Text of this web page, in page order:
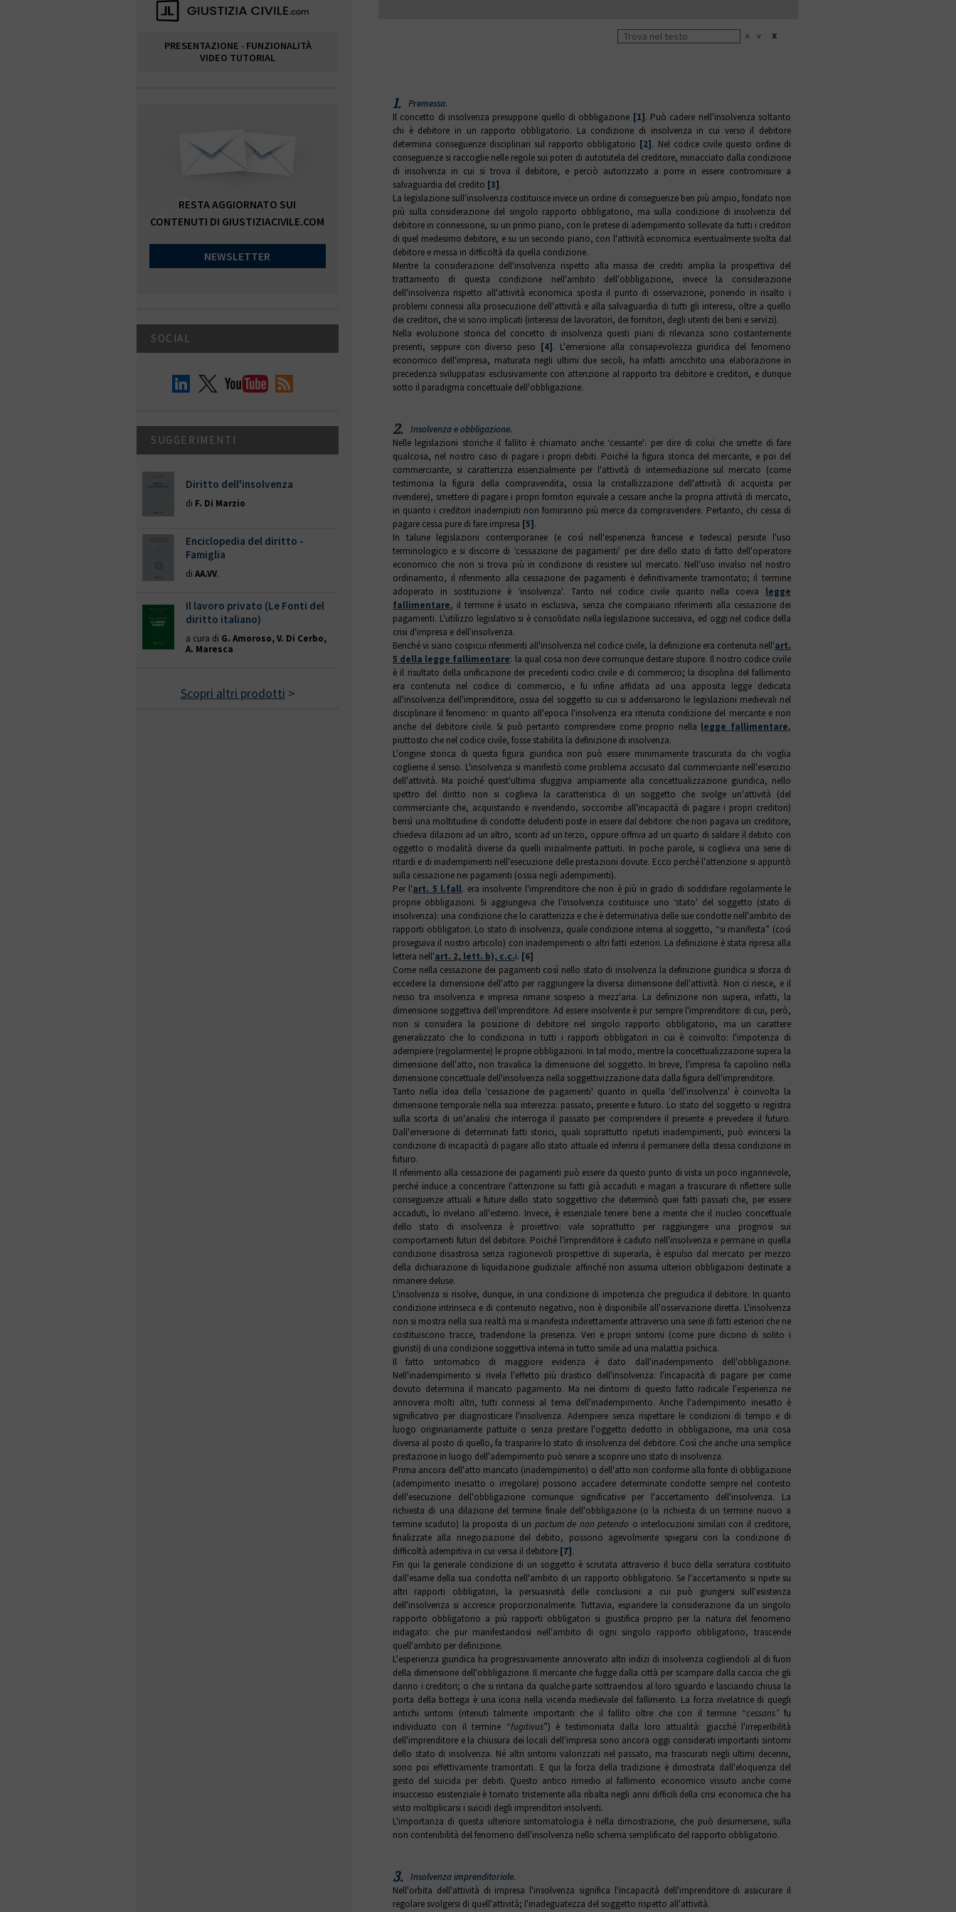
< > x
1. Premessa.
Il concetto di insolvenza presuppone quello di obbligazione [1]. Può cadere nell'insolvenza soltanto
chi è debitore in un rapporto obbligatorio. La condizione di insolvenza in cui verso il debitore
determina conseguenze disciplinari sul rapporto obbligatorio [2]. Nel codice civile questo ordine di
conseguenze si raccoglie nelle regole sui poteri di autotutela del creditore, minacciato dalla condizione
di insolvenza in cui si trova il debitore, e perciò autorizzato a porre in essere contromisure a
salvaguardia del credito [3].
La legislazione sull'insolvenza costituisce invece un ordine di conseguenze ben più ampio, fondato non
più sulla considerazione del singolo rapporto obbligatorio, ma sulla condizione di insolvenza del
debitore in connessione, su un primo piano, con le pretese di adempimento sollevate da tutti i creditori
di quel medesimo debitore, e su un secondo piano, con l'attività economica eventualmente svolta dal
debitore e messa in difficoltà da quella condizione.
Mentre la considerazione dell'insolvenza rispetto alla massa dei crediti amplia la prospettiva del
trattamento di questa condizione nell'ambito dell'obbligazione, invece la considerazione
dell'insolvenza rispetto all'attività economica sposta il punto di osservazione, ponendo in risalto i
problemi connessi alla prosecuzione dell'attività e alla salvaguardia di tutti gli interessi, oltre a quello
dei creditori, che vi sono implicati (interessi dei lavoratori, dei fornitori, degli utenti dei beni e servizi).
Nella evoluzione storica del concetto di insolvenza questi piani di rilevanza sono costantemente
presenti, seppure con diverso peso [4]. L'emersione alla consapevolezza giuridica del fenomeno
economico dell'impresa, maturata negli ultimi due secoli, ha infatti arricchito una elaborazione in
precedenza sviluppatasi esclusivamente con attenzione al rapporto tra debitore e creditori, e dunque
sotto il paradigma concettuale dell'obbligazione.
2. Insolvenza e obbligazione.
Nelle legislazioni storiche il fallito è chiamato anche ‘cessante': per dire di colui che smette di fare
qualcosa, nel nostro caso di pagare i propri debiti. Poiché la figura storica del mercante, e poi del
commerciante, si caratterizza essenzialmente per l'attività di intermediazione sul mercato (come
testimonia la figura della compravendita, ossia la cristallizzazione dell'attività di acquista per
rivendere), smettere di pagare i propri fornitori equivale a cessare anche la propria attività di mercato,
in quanto i creditori inadempiuti non forniranno più merce da compravendere. Pertanto, chi cessa di
pagare cessa pure di fare impresa [5].
In talune legislazioni contemporanee (e così nell'esperienza francese e tedesca) persiste l'uso
terminologico e si discorre di ‘cessazione dei pagamenti' per dire dello stato di fatto dell'operatore
economico che non si trova più in condizione di resistere sul mercato. Nell'uso invalso nel nostro
ordinamento, il riferimento alla cessazione dei pagamenti è definitivamente tramontato; il termine
adoperato in sostituzione è ‘insolvenza'. Tanto nel codice civile quanto nella coeva legge
fallimentare, il termine è usato in esclusiva, senza che compaiano riferimenti alla cessazione dei
pagamenti. L'utilizzo legislativo si è consolidato nella legislazione successiva, ed oggi nel codice della
crisi d'impresa e dell'insolvenza.
Benché vi siano cospicui riferimenti all'insolvenza nel codice civile, la definizione era contenuta nell'art.
5 della legge fallimentare: la qual cosa non deve comunque destare stupore. Il nostro codice civile
è il risultato della unificazione dei precedenti codici civile e di commercio; la disciplina del fallimento
era contenuta nel codice di commercio, e fu infine affidata ad una apposita legge dedicata
all'insolvenza dell'imprenditore, ossia del soggetto su cui si addensarono le legislazioni medievali nel
disciplinare il fenomeno: in quanto all'epoca l'insolvenza era ritenuta condizione del mercante e non
anche del debitore civile. Si può pertanto comprendere come proprio nella legge fallimentare,
piuttosto che nel codice civile, fosse stabilita la definizione di insolvenza.
L'origine storica di questa figura giuridica non può essere minimamente trascurata da chi voglia
coglierne il senso. L'insolvenza si manifestò come problema accusato dal commerciante nell'esercizio
dell'attività. Ma poiché quest'ultima sfuggiva ampiamente alla concettualizzazione giuridica, nello
spettro del diritto non si coglieva la caratteristica di un soggetto che svolge un'attività (del
commerciante che, acquistando e rivendendo, soccombe all'incapacità di pagare i propri creditori)
bensì una moltitudine di condotte deludenti poste in essere dal debitore: che non pagava un creditore,
chiedeva dilazioni ad un altro, sconti ad un terzo, oppure offriva ad un quarto di saldare il debito con
oggetto o modalità diverse da quelli inizialmente pattuiti. In poche parole, si coglieva una serie di
ritardi e di inadempimenti nell'esecuzione delle prestazioni dovute. Ecco perché l'attenzione si appuntò
sulla cessazione nei pagamenti (ossia negli adempimenti).
Per l'art. 5 l.fall. era insolvente l'imprenditore che non è più in grado di soddisfare regolarmente le
proprie obbligazioni. Si aggiungeva che l'insolvenza costituisce uno ‘stato' del soggetto (stato di
insolvenza): una condizione che lo caratterizza e che è determinativa delle sue condotte nell'ambito dei
rapporti obbligatori. Lo stato di insolvenza, quale condizione interna al soggetto, “si manifesta” (così
proseguiva il nostro articolo) con inadempimenti o altri fatti esteriori. La definizione è stata ripresa alla
lettera nell'art. 2, lett. b), c.c.i. [6]
Come nella cessazione dei pagamenti così nello stato di insolvenza la definizione giuridica si sforza di
eccedere la dimensione dell'atto per raggiungere la diversa dimensione dell'attività. Non ci riesce, e il
nesso tra insolvenza e impresa rimane sospeso a mezz'aria. La definizione non supera, infatti, la
dimensione soggettiva dell'imprenditore. Ad essere insolvente è pur sempre l'imprenditore: di cui, però,
non si considera la posizione di debitore nel singolo rapporto obbligatorio, ma un carattere
generalizzato che lo condiziona in tutti i rapporti obbligatori in cui è coinvolto: l'impotenza di
adempiere (regolarmente) le proprie obbligazioni. In tal modo, mentre la concettualizzazione supera la
dimensione dell'atto, non travalica la dimensione del soggetto. In breve, l'impresa fa capolino nella
dimensione concettuale dell'insolvenza nella soggettivizzazione data dalla figura dell'imprenditore.
Tanto nella idea della ‘cessazione dei pagamenti' quanto in quella ‘dell'insolvenza' è coinvolta la
dimensione temporale nella sua interezza: passato, presente e futuro. Lo stato del soggetto si registra
sulla scorta di un'analisi che interroga il passato per comprendere il presente e prevedere il futuro.
Dall'emersione di determinati fatti storici, quali soprattutto ripetuti inadempimenti, può evincersi la
condizione di incapacità di pagare allo stato attuale ed inferirsi il permanere della stessa condizione in
futuro.
Il riferimento alla cessazione dei pagamenti può essere da questo punto di vista un poco ingannevole,
perché induce a concentrare l'attenzione su fatti già accaduti e magari a trascurare di riflettere sulle
conseguenze attuali e future dello stato soggettivo che determinò quei fatti passati che, per essere
accaduti, lo rivelano all'esterno. Invece, è essenziale tenere bene a mente che il nucleo concettuale
dello stato di insolvenza è proiettivo: vale soprattutto per raggiungere una prognosi sui
comportamenti futuri del debitore. Poiché l'imprenditore è caduto nell'insolvenza e permane in quella
condizione disastrosa senza ragionevoli prospettive di superarla, è espulso dal mercato per mezzo
della dichiarazione di liquidazione giudiziale: affinché non assuma ulteriori obbligazioni destinate a
rimanere deluse.
L'insolvenza si risolve, dunque, in una condizione di impotenza che pregiudica il debitore. In quanto
condizione intrinseca e di contenuto negativo, non è disponibile all'osservazione diretta. L'insolvenza
non si mostra nella sua realtà ma si manifesta indirettamente attraverso una serie di fatti esteriori che ne
costituiscono tracce, tradendone la presenza. Veri e propri sintomi (come pure dicono di solito i
giuristi) di una condizione soggettiva interna in tutto simile ad una malattia psichica.
Il fatto sintomatico di maggiore evidenza è dato dall'inadempimento dell'obbligazione.
Nell'inadempimento si rivela l'effetto più drastico dell'insolvenza: l'incapacità di pagare per come
dovuto determina il mancato pagamento. Ma nei dintorni di questo fatto radicale l'esperienza ne
annovera molti altri, tutti connessi al tema dell'inadempimento. Anche l'adempimento inesatto è
significativo per diagnosticare l'insolvenza. Adempiere senza rispettare le condizioni di tempo e di
luogo originariamente pattuite o senza prestare l'oggetto dedotto in obbligazione, ma una cosa
diversa al posto di quello, fa trasparire lo stato di insolvenza del debitore. Così che anche una semplice
prestazione in luogo dell'adempimento può servire a scoprire uno stato di insolvenza.
Prima ancora dell'atto mancato (inadempimento) o dell'atto non conforme alla fonte di obbligazione
(adempimento inesatto o irregolare) possono accadere determinate condotte sempre nel contesto
dell'esecuzione dell'obbligazione comunque significative per l'accertamento dell'insolvenza. La
richiesta di una dilazione del termine finale dell'obbligazione (o la richiesta di un termine nuovo a
termine scaduto) la proposta di un pactum de non petendo o interlocuzioni similari con il creditore,
finalizzate alla rinegoziazione del debito, possono agevolmente spiegarsi con la condizione di
difficoltà adempitiva in cui versa il debitore [7].
Fin qui la generale condizione di un soggetto è scrutata attraverso il buco della serratura costituito
dall'esame della sua condotta nell'ambito di un rapporto obbligatorio. Se l'accertamento si ripete su
altri rapporti obbligatori, la persuasività delle conclusioni a cui può giungersi sull'esistenza
dell'insolvenza si accresce proporzionalmente. Tuttavia, espandere la considerazione da un singolo
rapporto obbligatorio a più rapporti obbligatori si giustifica proprio per la natura del fenomeno
indagato: che pur manifestandosi nell'ambito di ogni singolo rapporto obbligatorio, trascende
quell'ambito per definizione.
L'esperienza giuridica ha progressivamente annoverato altri indizi di insolvenza cogliendoli al di fuori
della dimensione dell'obbligazione. Il mercante che fugge dalla città per scampare dalla caccia che gli
danno i creditori; o che si rintana da qualche parte sottraendosi al loro sguardo e lasciando chiusa la
porta della bottega è una icona nella vicenda medievale del fallimento. La forza rivelatrice di quegli
antichi sintomi (ritenuti talmente importanti che il fallito oltre che con il termine “cessans”fu
individuato con il termine “fugitivus”) è testimoniata dalla loro attualità: giacché l'irreperibilità
dell'imprenditore e la chiusura dei locali dell'impresa sono ancora oggi considerati importanti sintomi
dello stato di insolvenza. Né altri sintomi valorizzati nel passato, ma trascurati negli ultimi decenni,
sono poi effettivamente tramontati. E qui la forza della tradizione è dimostrata dall'eloquenza del
gesto del suicida per debiti. Questo antico rimedio al fallimento economico vissuto anche come
insuccesso esistenziale è tornato tristemente alla ribalta negli anni difficili della crisi economica che ha
visto moltiplicarsi i suicidi degli imprenditori insolventi.
L'importanza di questa ulteriore sintomatologia è nella dimostrazione, che può desumersene, sulla
non contenibilità del fenomeno dell'insolvenza nello schema semplificato del rapporto obbligatorio.
3. Insolvenza imprenditoriale.
Nell'orbita dell'attività di impresa l'insolvenza significa l'incapacità dell'imprenditore di assicurare il
regolare svolgersi di quell'attività; l'inadeguatezza del soggetto rispetto all'attività.
PRESENTAZIONE - FUNZIONALITÀ
VIDEO TUTORIAL
RESTA AGGIORNATO SUI
CONTENUTI DI GIUSTIZIACIVILE.COM
NEWSLETTER
SOCIAL
SUGGERIMENTI
Diritto dell'insolvenza
di F. Di Marzio
Enciclopedia del diritto -
Famiglia
di AA.VV.
Il lavoro privato (Le Fonti del
diritto italiano)
a cura di G. Amoroso, V. Di Cerbo,
A. Maresca
Scopri altri prodotti >